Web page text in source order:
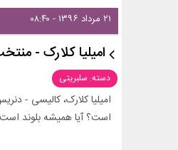
۲۱ مرداد ۱۳۹۶ - ۰۸:۴۰
امیلیا کلارک -
دسته: سلبریتی
امیلیا کلارک، کالیسی -
است؟ آیا همیشه بلوند